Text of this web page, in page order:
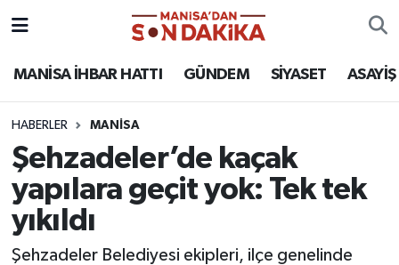
MANİSA İHBAR HATTI GÜNDEM SİYASET ASAYİŞ
HABERLER MANİSA
Şehzadeler’de kaçak
yapılara geçit yok: Tek tek
yıkıldı
Şehzadeler Belediyesi ekipleri, ilçe genelinde
ASAYİŞ
KÜLTÜR-SANAT
MAGAZİN
MANİSA'DA TRAFİK
Hava Durumu
Puan Durumu ve Fikstür
Tüm Manşetler
Son Dakika Haberleri